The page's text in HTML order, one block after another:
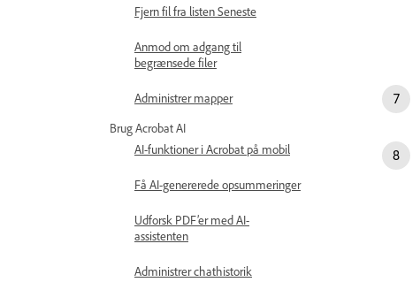
Fjern fil fra listen Seneste
Anmod om adgang til
begrænsede filer
Administrer mapper
Brug Acrobat AI
AI-funktioner i Acrobat på mobil
Få AI-genererede opsummeringer
Udforsk PDF’er med AI-
assistenten
Administrer chathistorik